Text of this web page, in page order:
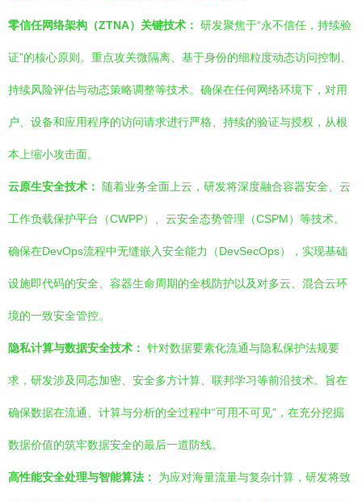
零信任网络架构（ZTNA）关键技术： 研发聚焦于“永不信任，持续验
证”的核心原则。重点攻关微隔离、基于身份的细粒度动态访问控制、
持续风险评估与动态策略调整等技术。确保在任何网络环境下，对用
户、设备和应用程序的访问请求进行严格、持续的验证与授权，从根
本上缩小攻击面。
云原生安全技术： 随着业务全面上云，研发将深度融合容器安全、云
工作负载保护平台（CWPP）、云安全态势管理（CSPM）等技术。
确保在DevOps流程中无缝嵌入安全能力（DevSecOps），实现基础
设施即代码的安全、容器生命周期的全栈防护以及对多云、混合云环
境的一致安全管控。
隐私计算与数据安全技术： 针对数据要素化流通与隐私保护法规要
求，研发涉及同态加密、安全多方计算、联邦学习等前沿技术。旨在
确保数据在流通、计算与分析的全过程中“可用不可见”，在充分挖掘
数据价值的筑牢数据安全的最后一道防线。
高性能安全处理与智能算法： 为应对海量流量与复杂计算，研发将致